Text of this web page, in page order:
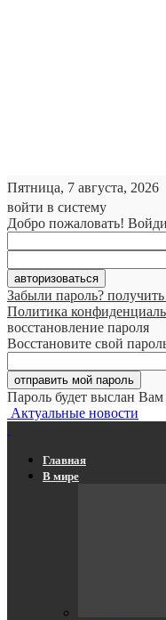
Пятница, 7 августа, 2026
войти в систему
Добро пожаловать!
Забыли пароль?
Политика
восстановление пароля
Восстановите свой
Пароль будет выслан
Актуальные новости
Главная
В мире